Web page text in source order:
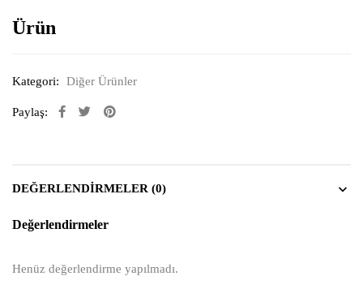
Ürün
Kategori: Diğer Ürünler
Paylaş:
DEĞERLENDIRMELER (0)
Değerlendirmeler
Henüz değerlendirme yapılmadı.